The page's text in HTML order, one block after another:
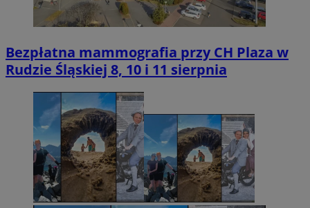
Bezpłatna mammografia przy CH Plaza w
Rudzie Śląskiej 8, 10 i 11 sierpnia